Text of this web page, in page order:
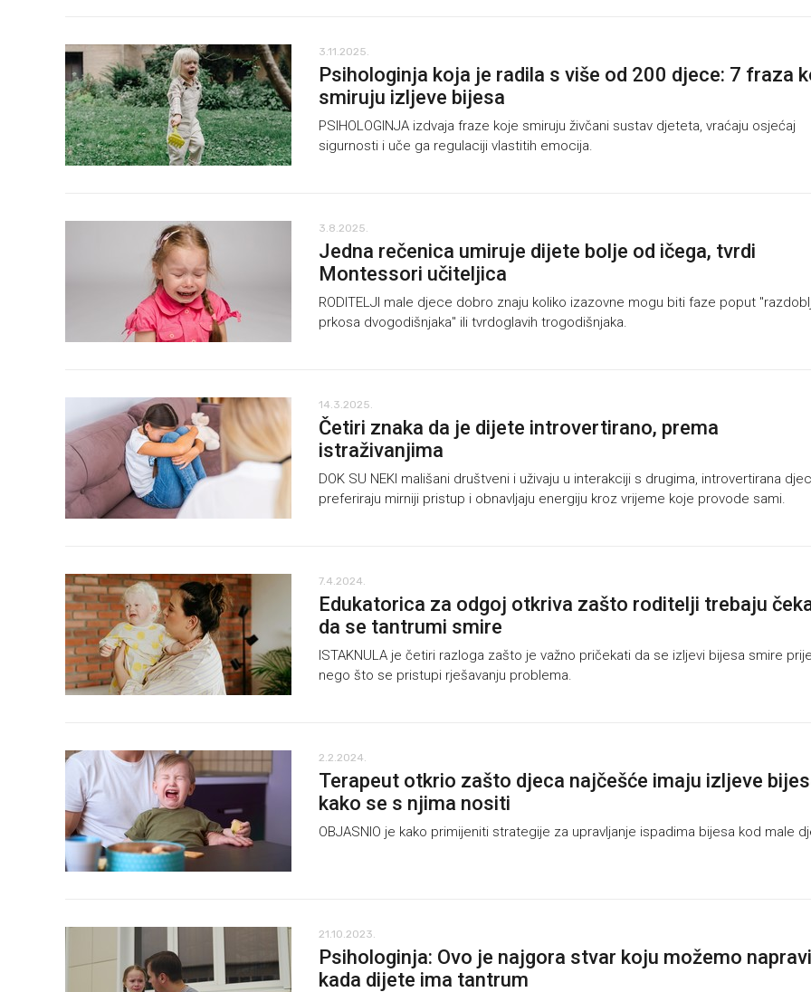
3.11.2025.
Psihologinja koja je radila s više od 200 djece: 7 fraza
smiruju izljeve bijesa
PSIHOLOGINJA izdvaja fraze koje smiruju živčani sustav djeteta, vraćaju osjećaj
sigurnosti i uče ga regulaciji vlastitih emocija.
3.8.2025.
Jedna rečenica umiruje dijete bolje od ičega, tvrdi
Montessori učiteljica
RODITELJI male djece dobro znaju koliko izazovne mogu biti faze poput
prkosa dvogodišnjaka" ili tvrdoglavih trogodišnjaka.
14.3.2025.
Četiri znaka da je dijete introvertirano, prema
istraživanjima
DOK SU NEKI mališani društveni i uživaju u interakciji s drugima, introvertirana
preferiraju mirniji pristup i obnavljaju energiju kroz vrijeme koje provode sami.
7.4.2024.
Edukatorica za odgoj otkriva zašto roditelji trebaju
da se tantrumi smire
ISTAKNULA je četiri razloga zašto je važno pričekati da se izljevi bijesa smire prije
nego što se pristupi rješavanju problema.
2.2.2024.
Terapeut otkrio zašto djeca najčešće imaju izljeve
kako se s njima nositi
OBJASNIO je kako primijeniti strategije za upravljanje ispadima bijesa kod male
21.10.2023.
Psihologinja: Ovo je najgora stvar koju možemo
kada dijete ima tantrum